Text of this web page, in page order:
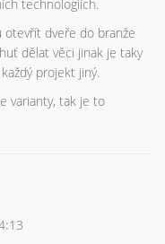
technologiích.
otevřít dveře do branže
dělat věci jinak je taky
projekt jiný.
varianty, tak je to